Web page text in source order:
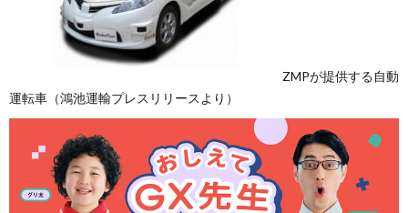
ZMPが提供する自動
運転車（鴻池運輸プレスリリースより）